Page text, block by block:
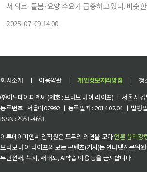
서 의료·돌봄·요양 수요가 급증하고 있다. 비슷
2025-07-09 14:00
회사소개 ㅣ 이용약관 ㅣ 개인정보처리방침 ㅣ 청
㈜이투데이피엔씨 (제호 : 브라보 마이 라이프) ㅣ 서울시
등록번호 : 서울아02992 ㅣ 등록일자 : 2014.02.04 ㅣ 발행
ISSN : 2951-4681
이투데이피엔씨 임직원은 모두의 의견을 모아언론 윤리강
브라보 마이 라이프의 모든 콘텐츠(기사)는 인터넷신문위
무단전재, 복사, 재배포, AI학습 이용 등을 금지합니다.